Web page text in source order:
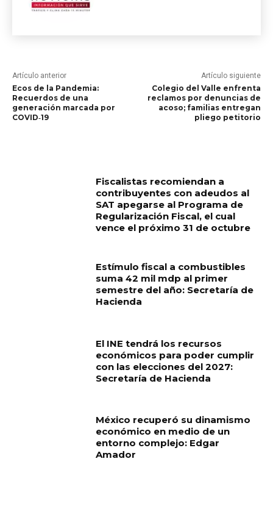
Artículo anterior
Ecos de la Pandemia:
Recuerdos de una
generación marcada por
COVID‑19
Artículo siguiente
Colegio del Valle enfrenta
reclamos por denuncias de
acoso; familias entregan
pliego petitorio
Fiscalistas recomiendan a
contribuyentes con adeudos al
SAT apegarse al Programa de
Regularización Fiscal, el cual
vence el próximo 31 de octubre
Estímulo fiscal a combustibles
suma 42 mil mdp al primer
semestre del año: Secretaría de
Hacienda
El INE tendrá los recursos
económicos para poder cumplir
con las elecciones del 2027:
Secretaría de Hacienda
México recuperó su dinamismo
económico en medio de un
entorno complejo: Edgar
Amador